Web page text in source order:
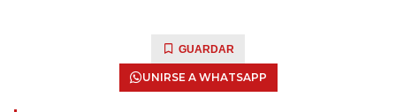
GUARDAR
UNIRSE A WHATSAPP